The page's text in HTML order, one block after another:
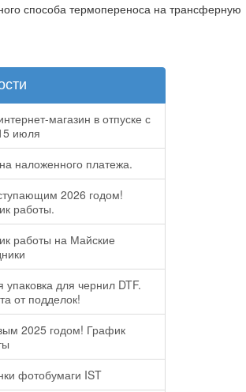
способа термопереноса на трансферную
магазин в отпуске с
июля
наложенного платежа.
2026 годом!
работы.
работы на Майские
упаковка для чернил DTF.
от подделок!
2025 годом! График
фотобумаги IST